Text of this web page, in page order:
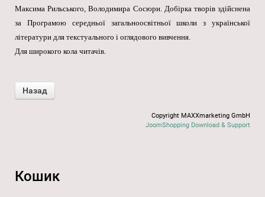
Максима Рильського, Володимира Сосюри. Добірка творів здійснена
за Програмою середньої загальноосвітньої школи з української
літератури для текстуального і оглядового вивчення.
Для широкого кола читачів.
Copyright MAXXmarketing GmbH
JoomShopping Download & Support
Кошик